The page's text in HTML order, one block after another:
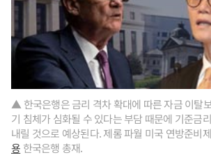
▲ 한국은행은 금리 격차 확대에 따른 자금 이탈
기 침체가 심화될 수 있다는 부담 때문에 기준금
내릴 것으로 예상된다. 제롬 파월 미국 연방준비
용 한국은행 총재.